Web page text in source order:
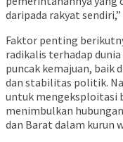
daripada rakyat
Faktor penting
radikalis terhadap
puncak kemajuan, baik
dan stabilitas politik.
untuk mengeksploitasi
menimbulkan
dan Barat dalam kurun